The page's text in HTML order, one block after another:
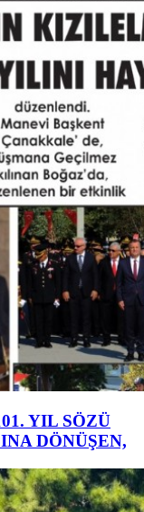
YIL SÖZÜ
DÖNÜŞEN,